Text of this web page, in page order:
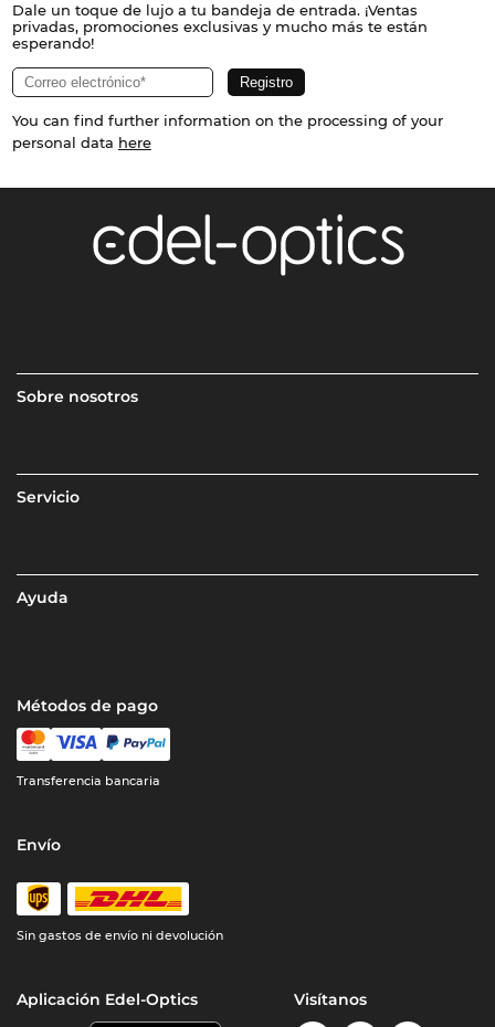
Dale un toque de lujo a tu bandeja de entrada. ¡Ventas
privadas, promociones exclusivas y mucho más te están
esperando!
You can find further information on the processing of your
personal data here
Sobre nosotros
Servicio
Ayuda
Métodos de pago
Transferencia bancaria
Envío
Sin gastos de envío ni devolución
Aplicación Edel-Optics Visítanos